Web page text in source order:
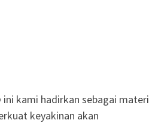
ini kami hadirkan sebagai materi
keyakinan akan